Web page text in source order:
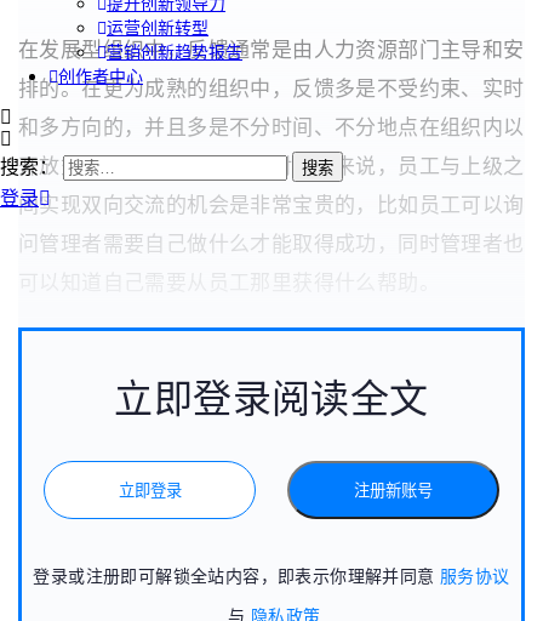
运营创新转型
营销创新趋势报告
创作者中心
搜索：
登录
在发展型组织中，反馈通常是由人力资源部门主导和安
排的。在更为成熟的组织中，反馈多是不受约束、实时
和多方向的，并且多是不分时间、不分地点在组织内以
开放式谈话的方式进行的。对企业来说，员工与上级之
间实现双向交流的机会是非常宝贵的，比如员工可以询
问管理者需要自己做什么才能取得成功，同时管理者也
立即登录阅读全文
立即登录 注册新账号
登录或注册即可解锁全站内容，即表示你理解并同意 服务协议
与 隐私政策